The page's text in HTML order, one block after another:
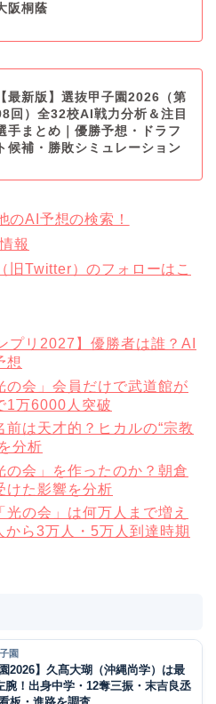
阪桐蔭
【最新版】選抜甲子園2026（第
回）全32校AI戦力分析＆注目
手まとめ｜優勝予想・ドラフ
ト候補・勝敗シミュレーション
のAI予想の検索！
報
旧Twitter）のフォローはこ
プリ2027】優勝者は誰？AI
想
の会」会員だけで武道館が
1万6000人突破
前は天才的？ヒカルの“宗教
分析
の会」を作ったのか？朝倉
けた影響を分析
光の会」は何万人まで増え
ら3万人・5万人到達時期
園
2026】久髙大瑚（沖縄尚学）は最
腕！出身中学・12奪三振・末吉良丞